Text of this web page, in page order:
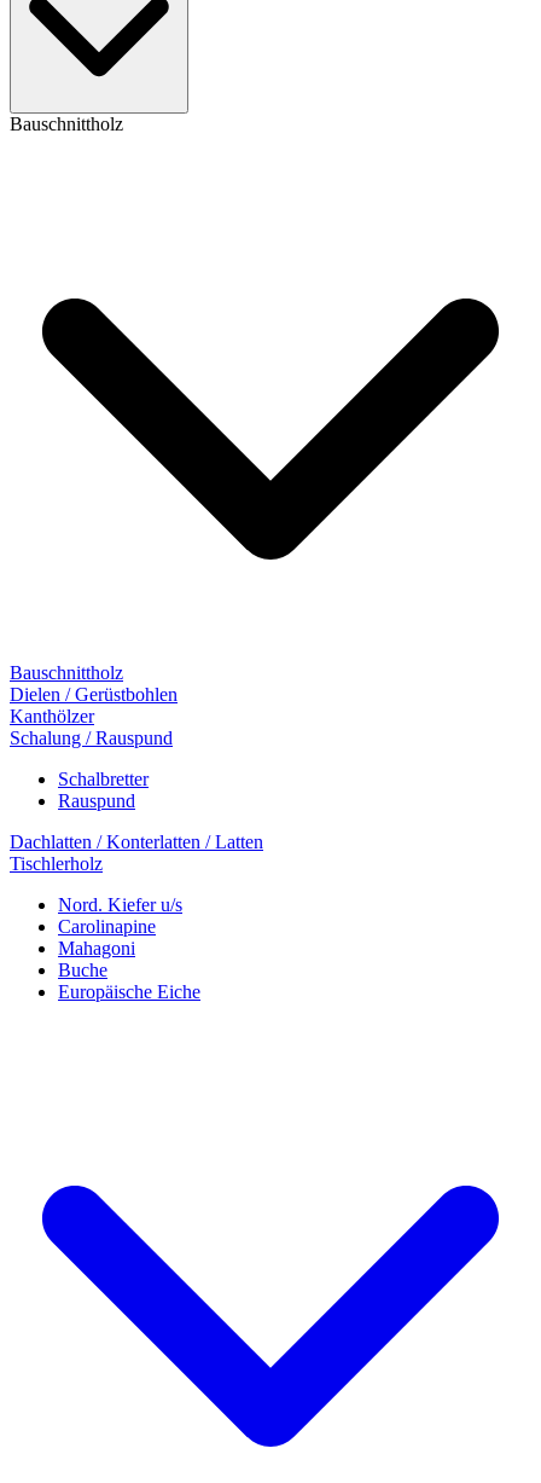
Bauschnittholz
Bauschnittholz
Dielen / Gerüstbohlen
Kanthölzer
Schalung / Rauspund
Schalbretter
Rauspund
Dachlatten / Konterlatten / Latten
Tischlerholz
Nord. Kiefer u/s
Carolinapine
Mahagoni
Buche
Europäische Eiche